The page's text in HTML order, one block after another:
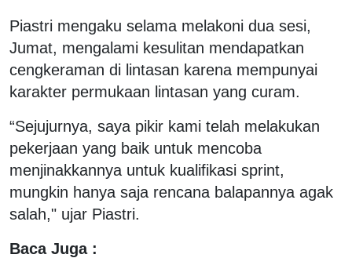
Piastri mengaku selama melakoni dua sesi,
Jumat, mengalami kesulitan mendapatkan
cengkeraman di lintasan karena mempunyai
karakter permukaan lintasan yang curam.
“Sejujurnya, saya pikir kami telah melakukan
pekerjaan yang baik untuk mencoba
menjinakkannya untuk kualifikasi sprint,
mungkin hanya saja rencana balapannya agak
salah," ujar Piastri.
Baca Juga :